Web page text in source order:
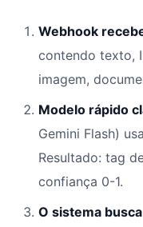
Webhook
contendo texto,
imagem,
Modelo rápido
Gemini Flash)
Resultado: tag
confiança 0-1.
O sistema